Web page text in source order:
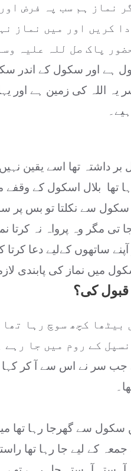
نماز ہم سب پہ فرض
کریں اور میں نماز
پاک صل للہ علیہ
ہے اور سکول کے اندر
اللہ کی زمین ہے اور
داشتہ تھا اسے یقین
تھا بلال اسکول کے
سکول سے نکلتا تو بس پر
تی مگر وہ پرواہ نہ
آپنے ساتھوں کےلیے دعا کرتا
میں نماز کی پابندی
قبول کی؟
بیٹھا کچھ سوچ رہا
کے روم میں جا رہے
سر نے اس سے آ کر کہا
سکول سے گھرجا رہا تھا
کے لیے جا رہا تھا